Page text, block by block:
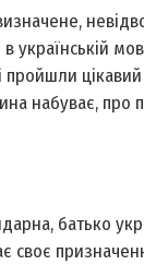
пройшли
набуває, про
батько
своє